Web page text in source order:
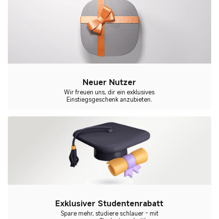
Neuer Nutzer
Wir freuen uns, dir ein exklusives
Einstiegsgeschenk anzubieten.
Exklusiver Studentenrabatt
Spare mehr, studiere schlauer - mit